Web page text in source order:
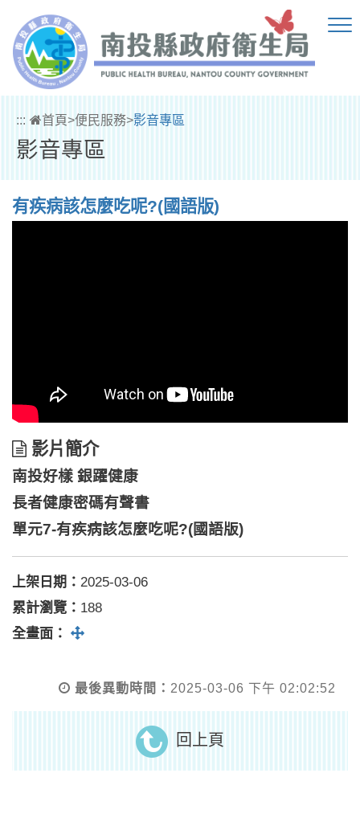
::: 首頁>便民服務>影音專區
影音專區
有疾病該怎麼吃呢?(國語版)
影
片
簡
介
影片簡介
南投好樣 銀躍健康
長者健康密碼有聲書
單元7-有疾病該怎麼吃呢?(國語版)
上架日期： 2025-03-06
累計瀏覽： 188
全畫面： 全螢幕
最後異動時間： 2025-03-06 下午 02:02:52
回上頁